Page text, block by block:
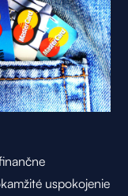
uspokojenie